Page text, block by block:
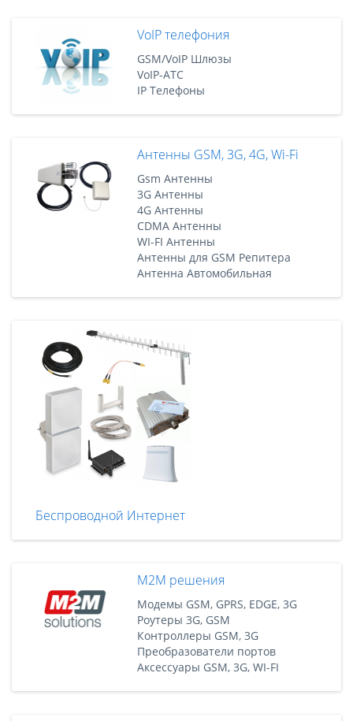
VoIP телефония
GSM/VoIP Шлюзы
VoIP-АТС
IP Телефоны
Антенны GSM, 3G, 4G, Wi-Fi
Gsm Антенны
3G Антенны
4G Антенны
CDMA Антенны
WI-FI Антенны
Антенны для GSM Репитера
Антенна Автомобильная
Беспроводной Интернет
M2M решения
Модемы GSM, GPRS, EDGE, 3G
Роутеры 3G, GSM
Контроллеры GSM, 3G
Преобразователи портов
Аксессуары GSM, 3G, WI-FI